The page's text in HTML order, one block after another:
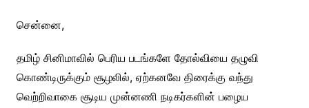
சென்னை,
தமிழ் சினிமாவில் பெரிய படங்களே தோல்வியை தழுவி
கொண்டிருக்கும் சூழலில், ஏற்கனவே திரைக்கு வந்து
வெற்றிவாகை சூடிய முன்னணி நடிகர்களின் பழைய